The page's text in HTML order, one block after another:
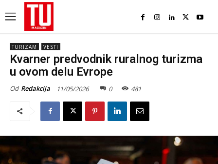
TURIZAM VESTI
Kvarner predvodnik ruralnog turizma
u ovom delu Evrope
Od Redakcija 11/05/2026 0 481